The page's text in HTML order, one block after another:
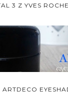
3 Z YVES